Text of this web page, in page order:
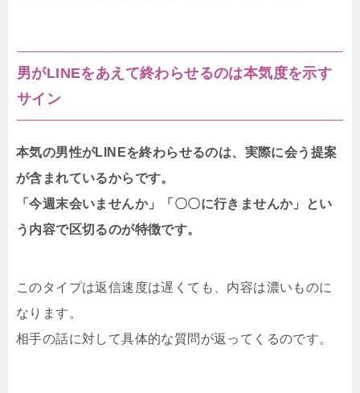
男がLINEをあえて終わらせるのは本気度を示す
サイン
本気の男性がLINEを終わらせるのは、実際に会う提案
が含まれているからです。
「今週末会いませんか」「〇〇に行きませんか」とい
う内容で区切るのが特徴です。
このタイプは返信速度は遅くても、内容は濃いものに
なります。
相手の話に対して具体的な質問が返ってくるのです。